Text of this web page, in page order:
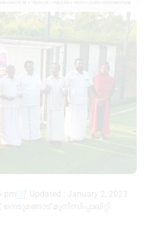
pm
Updated : January 2, 2023
നെടുമങ്ങാട് മുനിസിപ്പാലിറ്റി